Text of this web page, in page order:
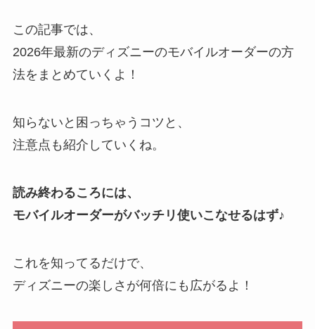
この記事では、
2026年最新のディズニーのモバイルオーダーの方
法をまとめていくよ！
知らないと困っちゃうコツと、
注意点も紹介していくね。
読み終わるころには、
モバイルオーダーがバッチリ使いこなせるはず♪
これを知ってるだけで、
ディズニーの楽しさが何倍にも広がるよ！